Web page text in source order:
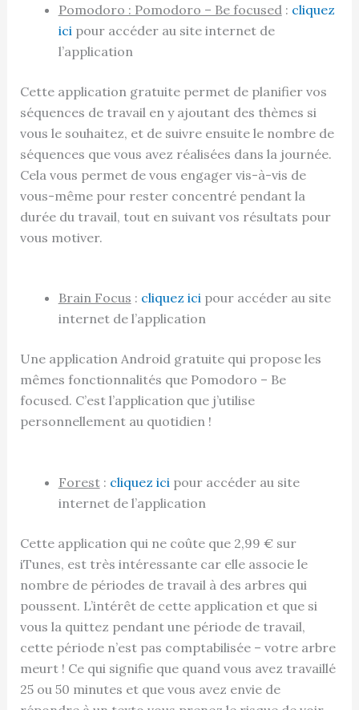
Pomodoro : Pomodoro – Be focused : cliquez
ici pour accéder au site internet de
l’application
Cette application gratuite permet de planifier vos
séquences de travail en y ajoutant des thèmes si
vous le souhaitez, et de suivre ensuite le nombre de
séquences que vous avez réalisées dans la journée.
Cela vous permet de vous engager vis-à-vis de
vous-même pour rester concentré pendant la
durée du travail, tout en suivant vos résultats pour
vous motiver.
Brain Focus : cliquez icipour accéder au site
internet de l’application
Une application Android gratuite qui propose les
mêmes fonctionnalités que Pomodoro – Be
focused. C’est l’application que j’utilise
personnellement au quotidien !
Forest: cliquez ici pour accéder au site
internet de l’application
Cette application qui ne coûte que 2,99 € sur
iTunes, est très intéressante car elle associe le
nombre de périodes de travail à des arbres qui
poussent. L’intérêt de cette application et que si
vous la quittez pendant une période de travail,
cette période n’est pas comptabilisée – votre arbre
meurt ! Ce qui signifie que quand vous avez travaillé
25 ou 50 minutes et que vous avez envie de